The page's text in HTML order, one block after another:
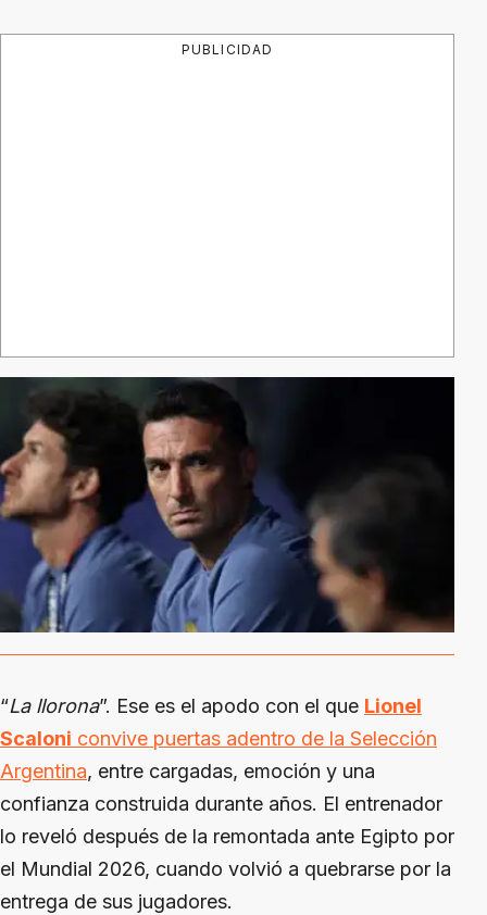
PUBLICIDAD
“La llorona”. Ese es el apodo con el que Lionel
Scaloni convive puertas adentro de la Selección
Argentina, entre cargadas, emoción y una
confianza construida durante años. El entrenador
lo reveló después de la remontada ante Egipto por
el Mundial 2026, cuando volvió a quebrarse por la
entrega de sus jugadores.